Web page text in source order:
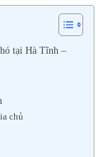
tại Hà Tĩnh –
chủ